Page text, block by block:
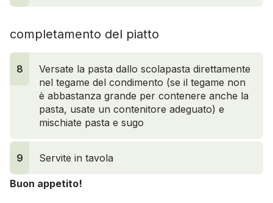
completamento del piatto
11
Versate la pasta dallo scolapasta direttamente
nel tegame del condimento (se il tegame non
è abbastanza grande per contenere anche la
pasta, usate un contenitore adeguato) e
mischiate pasta e sugo
8
9 Servite in tavola
Buon appetito!